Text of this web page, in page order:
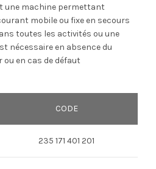
une machine permettant
mobile ou fixe en secours
toutes les activités ou une
nécessaire en absence du
en cas de défaut
CODE
235 171 401 201